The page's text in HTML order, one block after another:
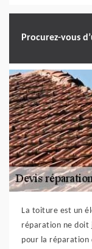
Procurez-vous
La toiture est un
réparation ne doit
pour la réparation